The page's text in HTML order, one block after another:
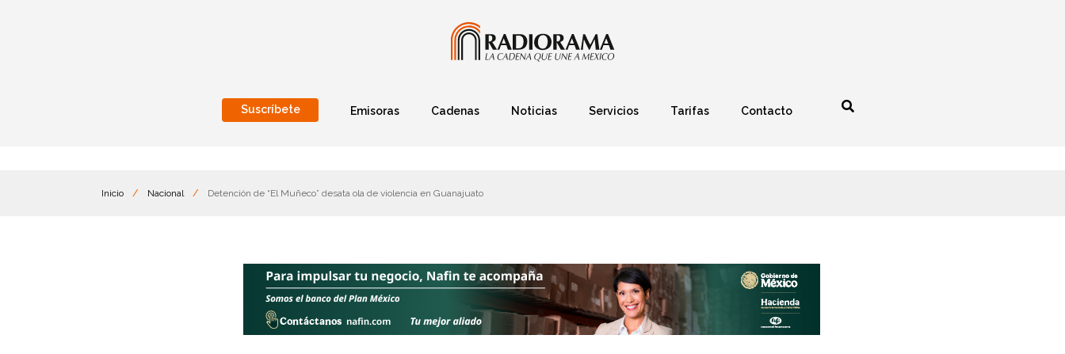
Suscríbete Emisoras Cadenas Noticias Servicios Tarifas Contacto
Inicio / Nacional / Detención de “El Muñeco” desata ola de violencia en Guanajuato